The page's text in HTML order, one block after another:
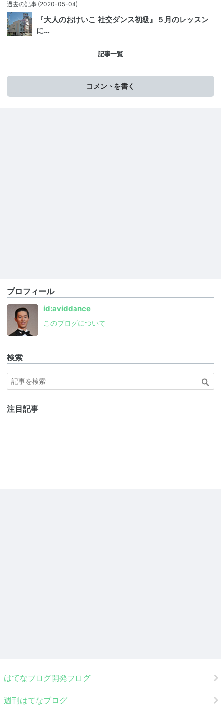
過去の記事 (2020-05-04)
『大人のおけいこ 社交ダンス初級』５月のレッスン
に…
記事一覧
コメントを書く
プロフィール
id:aviddance
このブログについて
検索
注目記事
はてなブログ開発ブログ
週刊はてなブログ